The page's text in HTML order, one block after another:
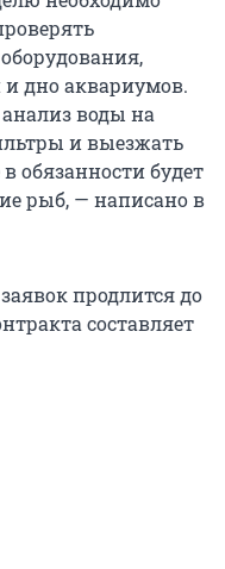
и дно аквариумов.
воды на
и выезжать
обязанности будет
рыб, — написано в
продлится до
составляет